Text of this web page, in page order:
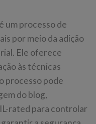
é um processo de
por meio da adição
Ele oferece
às técnicas
processo pode
do blog,
rated para controlar